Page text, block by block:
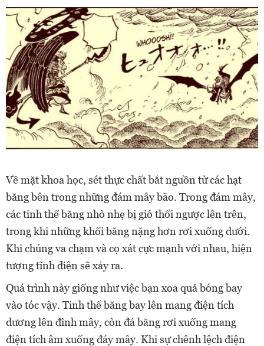
Về mặt khoa học, sét thực chất bắt nguồn từ các hạt
băng bên trong những đám mây bão. Trong đám mây,
các tinh thể băng nhỏ nhẹ bị gió thổi ngược lên trên,
trong khi những khối băng nặng hơn rơi xuống dưới.
Khi chúng va chạm và cọ xát cực mạnh với nhau, hiện
tượng tĩnh điện sẽ xảy ra.
Quá trình này giống như việc bạn xoa quả bóng bay
vào tóc vậy. Tinh thể băng bay lên mang điện tích
dương lên đỉnh mây, còn đá băng rơi xuống mang
điện tích âm xuống đáy mây. Khi sự chênh lệch điện